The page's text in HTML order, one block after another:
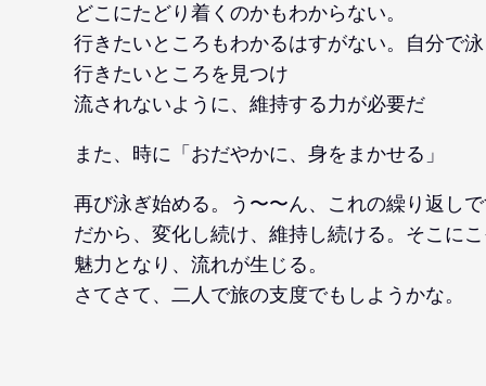
どこにたどり着くのかもわからない。
行きたいところもわかるはすがない。自分で
行きたいところを見つけ
流されないように、維持する力が必要だ
また、時に「おだやかに、身をまかせる」
再び泳ぎ始める。う〜〜ん、これの繰り返し
だから、変化し続け、維持し続ける。そこに
魅力となり、流れが生じる。
さてさて、二人で旅の支度でもしようかな。